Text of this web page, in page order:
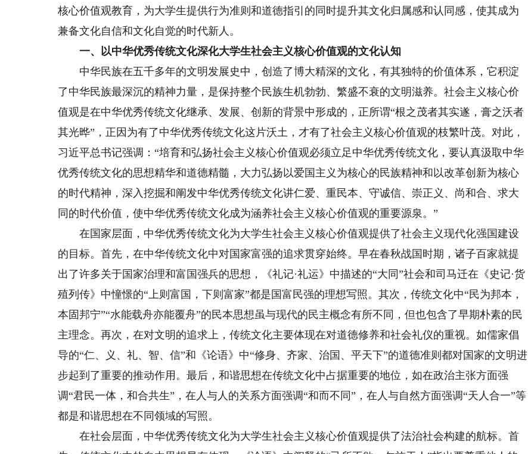
核心价值观教育，为大学生提供行为准则和道德指引的同时提升其文化归属感和认同感，使其成为
兼备文化自信和文化自觉的时代新人。
一、以中华优秀传统文化深化大学生社会主义核心价值观的文化认知
中华民族在五千多年的文明发展史中，创造了博大精深的文化，有其独特的价值体系，它积淀
了中华民族最深沉的精神力量，是保持整个民族生机勃勃、繁盛不衰的文明滋养。社会主义核心价
值观是在中华优秀传统文化继承、发展、创新的背景中形成的，正所谓“根之茂者其实遂，膏之沃者
其光晔”，正因为有了中华优秀传统文化这片沃土，才有了社会主义核心价值观的枝繁叶茂。对此，
习近平总书记强调：“培育和弘扬社会主义核心价值观必须立足中华优秀传统文化，要认真汲取中华
优秀传统文化的思想精华和道德精髓，大力弘扬以爱国主义为核心的民族精神和以改革创新为核心
的时代精神，深入挖掘和阐发中华优秀传统文化讲仁爱、重民本、守诚信、崇正义、尚和合、求大
同的时代价值，使中华优秀传统文化成为涵养社会主义核心价值观的重要源泉。”
在国家层面，中华优秀传统文化为大学生社会主义核心价值观提供了社会主义现代化强国建设
的目标。首先，在中华传统文化中对国家富强的追求贯穿始终。早在春秋战国时期，诸子百家就提
出了许多关于国家治理和富国强兵的思想，《礼记·礼运》中描述的“大同”社会和司马迁在《史记·货
殖列传》中憧憬的“上则富国，下则富家”都是国富民强的理想写照。其次，传统文化中“民为邦本，
本固邦宁”“水能载舟亦能覆舟”的民本思想虽与现代的民主概念有所不同，但也包含了早期朴素的民
主理念。再次，在对文明的追求上，传统文化主要体现在对道德修养和社会礼仪的重视。如儒家倡
导的“仁、义、礼、智、信”和《论语》中“修身、齐家、治国、平天下”的道德准则都对国家的文明进
步起到了重要的推动作用。最后，和谐思想在传统文化中占据重要的地位，如在政治主张方面强
调“君民一体，和合共生”，在人与人的关系方面强调“和而不同”，在人与自然方面强调“天人合一”等
都是和谐思想在不同领域的写照。
在社会层面，中华优秀传统文化为大学生社会主义核心价值观提供了法治社会构建的航标。首